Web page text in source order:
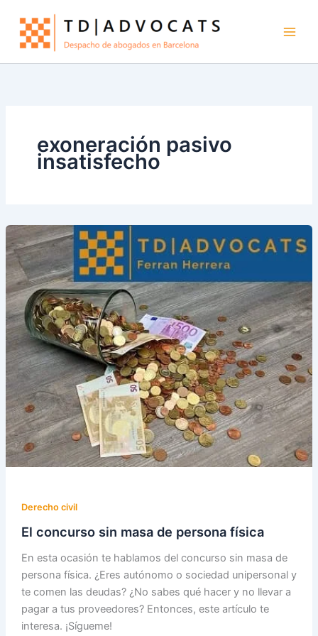
contenido
exoneración pasivo
insatisfecho
Derecho civil
El concurso sin masa de persona física
En esta ocasión te hablamos del concurso sin masa de
persona física. ¿Eres autónomo o sociedad unipersonal y
te comen las deudas? ¿No sabes qué hacer y no llevar a
pagar a tus proveedores? Entonces, este artículo te
interesa. ¡Sígueme!